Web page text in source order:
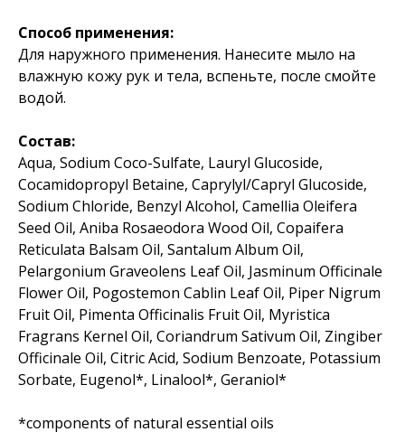
Способ применения:
Для наружного применения. Нанесите мыло на
влажную кожу рук и тела, вспеньте, после смойте
водой.
Состав:
Aqua, Sodium Coco-Sulfate, Lauryl Glucoside,
Cocamidopropyl Betaine, Caprylyl/Capryl Glucoside,
Sodium Chloride, Benzyl Alcohol, Camellia Oleifera
Seed Oil, Aniba Rosaeodora Wood Oil, Copaifera
Reticulata Balsam Oil, Santalum Album Oil,
Pelargonium Graveolens Leaf Oil, Jasminum Officinale
Flower Oil, Pogostemon Cablin Leaf Oil, Piper Nigrum
Fruit Oil, Pimenta Officinalis Fruit Oil, Myristica
Fragrans Kernel Oil, Coriandrum Sativum Oil, Zingiber
Officinale Oil, Citric Acid, Sodium Benzoate, Potassium
Sorbate, Eugenol*, Linalool*, Geraniol*
*components of natural essential oils